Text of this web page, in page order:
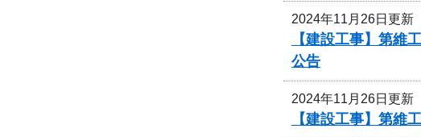
2024年11月26日更新
【建設工事】第
公告
2024年11月26日更新
【建設工事】第